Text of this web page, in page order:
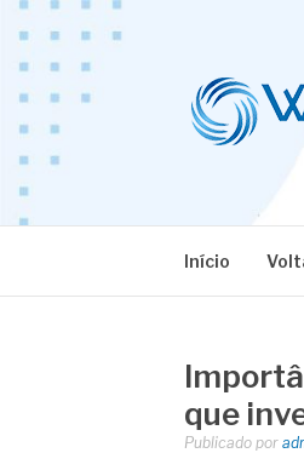
Pular
para
conteúdo
Início
que
Publicado por